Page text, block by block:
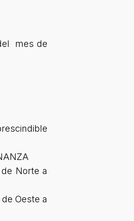
mes de
Norte a
Oeste a